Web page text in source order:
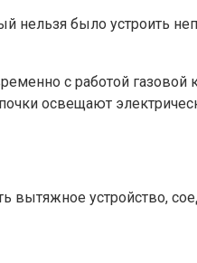
было устроить
с работой газовой
освещают
вытяжное устройство,